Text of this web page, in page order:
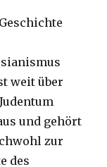
weit über
und gehört
zur
des